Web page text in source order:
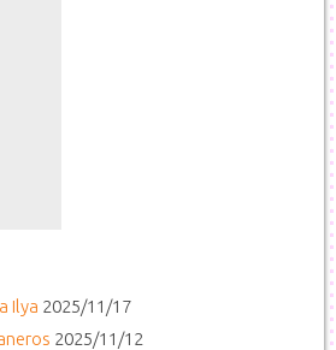
Ilya 2025/11/17
2025/11/12